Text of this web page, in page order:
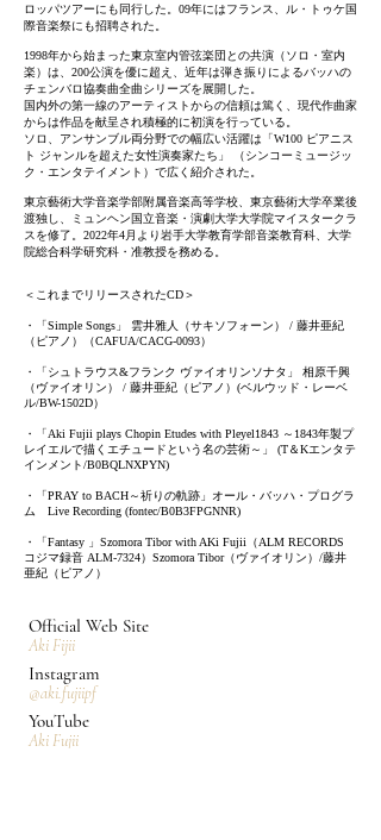
ロッパツアーにも同行した。09年にはフランス、ル・トゥケ国
際音楽祭にも招聘された。
1998年から始まった東京室内管弦楽団との共演（ソロ・室内
楽）は、200公演を優に超え、近年は弾き振りによるバッハの
チェンバロ協奏曲全曲シリーズを展開した。
国内外の第一線のアーティストからの信頼は篤く、現代作曲家
からは作品を献呈され積極的に初演を行っている。
ソロ、アンサンブル両分野での幅広い活躍は「W100 ピアニス
ト ジャンルを超えた女性演奏家たち」 （シンコーミュージッ
ク・エンタテイメント）で広く紹介された。
東京藝術大学音楽学部附属音楽高等学校、東京藝術大学卒業後
渡独し、ミュンヘン国立音楽・演劇大学大学院マイスタークラ
スを修了。2022年4月より岩手大学教育学部音楽教育科、大学
院総合科学研究科・准教授を務める。
＜これまでリリースされたCD＞
・「Simple Songs」 雲井雅人（サキソフォーン） / 藤井亜紀
（ピアノ）（CAFUA/CACG-0093）
・「シュトラウス&フランク ヴァイオリンソナタ」 相原千興
（ヴァイオリン） / 藤井亜紀（ピアノ）(ベルウッド・レーベ
ル/BW-1502D）
・「Aki Fujii plays Chopin Etudes with Pleyel1843 ～1843年製プ
レイエルで描くエチュードという名の芸術～」 (T＆Kエンタテ
インメント/B0BQLNXPYN)
・「PRAY to BACH～祈りの軌跡」オール・バッハ・プログラ
ム Live Recording (fontec/B0B3FPGNNR)
・「Fantasy 」Szomora Tibor with AKi Fujii（ALM RECORDS
コジマ録音 ALM-7324）Szomora Tibor（ヴァイオリン）/藤井
亜紀（ピアノ）
Official Web Site
Aki Fijii
Instagram
@aki.fujiipf
YouTube
Aki Fujii